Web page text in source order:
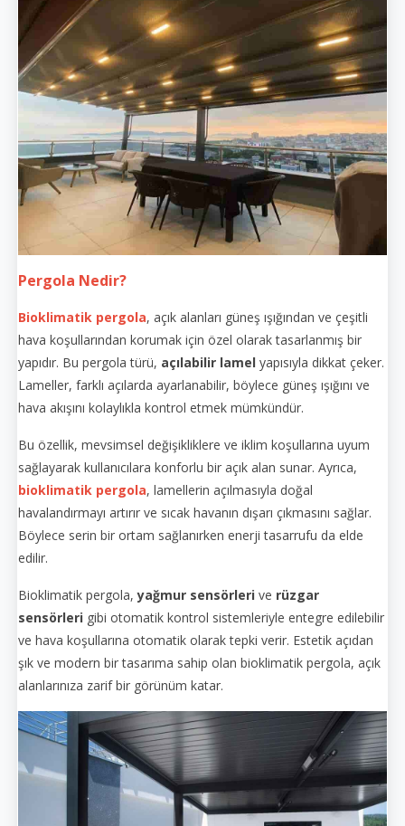
Pergola Nedir?
Bioklimatik pergola, açık alanları güneş ışığından ve çeşitli
hava koşullarından korumak için özel olarak tasarlanmış bir
yapıdır. Bu pergola türü, açılabilir lamel yapısıyla dikkat çeker.
Lameller, farklı açılarda ayarlanabilir, böylece güneş ışığını ve
hava akışını kolaylıkla kontrol etmek mümkündür.
Bu özellik, mevsimsel değişikliklere ve iklim koşullarına uyum
sağlayarak kullanıcılara konforlu bir açık alan sunar. Ayrıca,
bioklimatik pergola, lamellerin açılmasıyla doğal
havalandırmayı artırır ve sıcak havanın dışarı çıkmasını sağlar.
Böylece serin bir ortam sağlanırken enerji tasarrufu da elde
edilir.
Bioklimatik pergola,yağmur sensörleri ve rüzgar
sensörleri gibi otomatik kontrol sistemleriyle entegre edilebilir
ve hava koşullarına otomatik olarak tepki verir. Estetik açıdan
şık ve modern bir tasarıma sahip olan bioklimatik pergola, açık
alanlarınıza zarif bir görünüm katar.